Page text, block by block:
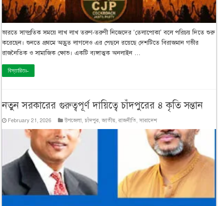
ভারতে সাম্প্রতিক সময়ে লাখ লাখ তরুণ-তরুণী নিজেদের ‘তেলাপোকা’ বলে পরিচয় দিতে শুরু
করেছেন। শুনতে প্রথমে অদ্ভুত লাগলেও এর পেছনে রয়েছে দেশটিতে বিরাজমান গভীর
রাজনৈতিক ও সামাজিক ক্ষোভ। একটি ব্যঙ্গাত্মক অনলাইন …
বিস্তারিতঃ-
নতুন সরকারের গুরুত্বপূর্ণ দায়িত্বে চাঁদপুরের ৪ কৃতি সন্তান
February 21, 2026 উপজেলা,চাঁদপুর,জাতীয়,রাজনীতি,সারাদেশ